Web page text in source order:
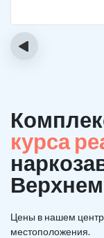
‹
курса
Цены в нашем
местоположения.